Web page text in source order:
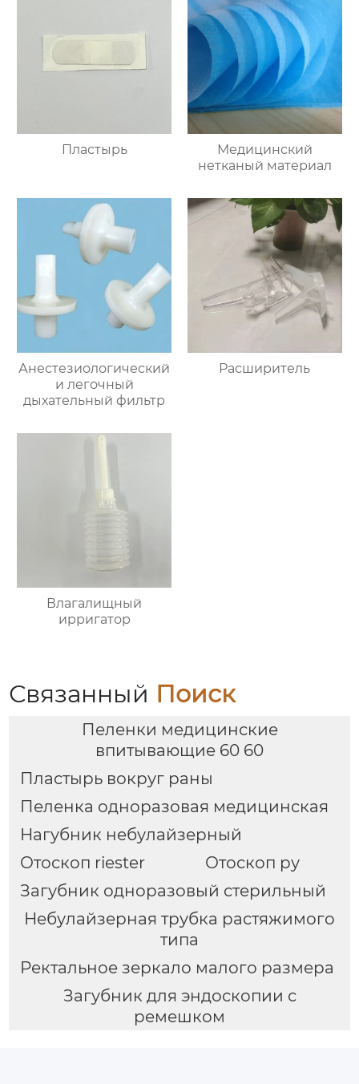
Пластырь
Медицинский
нетканый материал
Анестезиологический
и легочный
дыхательный фильтр
Расширитель
Влагалищный
ирригатор
Связанный Поиск
Пеленки медицинские
впитывающие 60 60
Пластырь вокруг раны
Пеленка одноразовая медицинская
Нагубник небулайзерный
Отоскоп riester
Отоскоп ру
Загубник одноразовый стерильный
Небулайзерная трубка растяжимого
типа
Ректальное зеркало малого размера
Загубник для эндоскопии с
ремешком